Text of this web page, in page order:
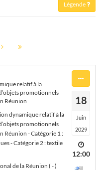
Légende
relatif à la
promotionnels
Réunion
dynamique relatif à la
promotionnels
Réunion - Catégorie 1 :
- Catégorie 2 : textile
de la Réunion ( - )
18
Juin
2029
12:00